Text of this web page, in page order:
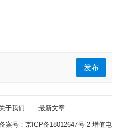
发布
于我们 最新文章
案号： 京ICP备18012647号-2增值电